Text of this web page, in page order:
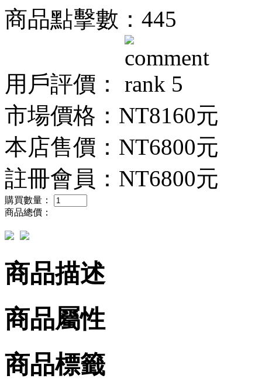
商品點擊數：445
用戶評價：
市場價格： NT8160元
本店售價： NT6800元
註冊會員： NT6800元
購買數量：
商品總價：
商品描述
商品屬性
商品標籤